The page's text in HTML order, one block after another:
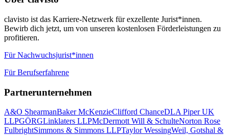
clavisto ist das Karriere-Netzwerk für exzellente Jurist*innen.
Bewirb dich jetzt, um von unseren kostenlosen Förderleistungen zu
profitieren.
Für Nachwuchsjurist*innen
Für Berufserfahrene
Partnerunternehmen
A&O ShearmanBaker McKenzieClifford ChanceDLA Piper UK
LLPGÖRGLinklaters LLPMcDermott Will & SchulteNorton Rose
FulbrightSimmons & Simmons LLPTaylor WessingWeil, Gotshal &